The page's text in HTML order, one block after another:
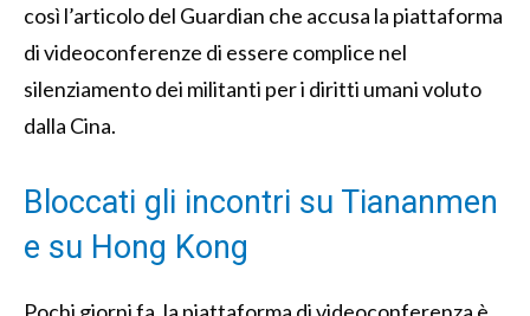
così l’articolo del Guardian che accusa la piattaforma
di videoconferenze di essere complice nel
silenziamento dei militanti per i diritti umani voluto
dalla Cina.
Bloccati gli incontri su Tiananmen
e su Hong Kong